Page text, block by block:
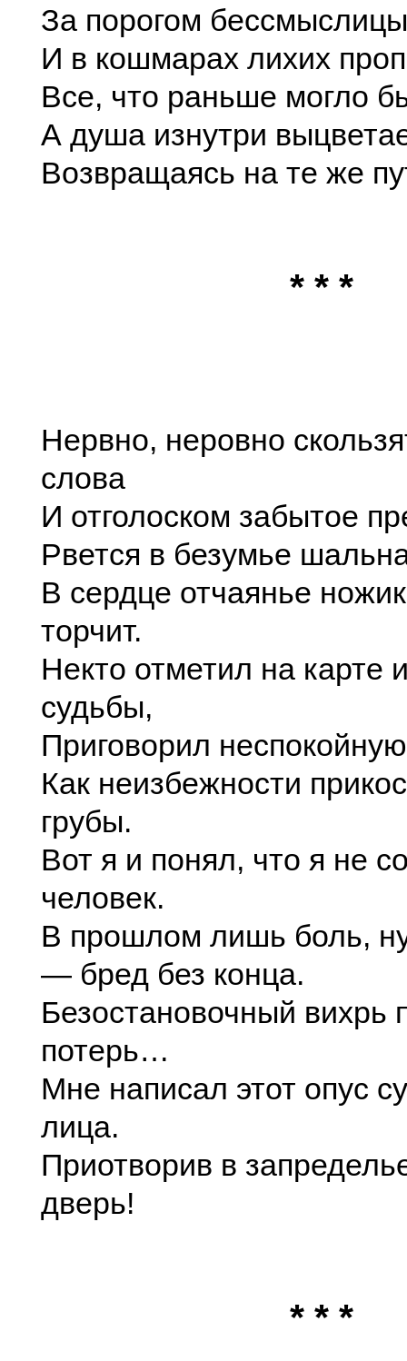
За порогом
И в кошмарах лихих
Все, что раньше могло
А душа изнутри
Возвращаясь на те же
* * *
Нервно, неровно
слова
И отголоском забытое
Рвется в безумье
В сердце отчаянье
торчит.
Некто отметил на карте
судьбы,
Приговорил
Как неизбежности
грубы.
Вот я и понял, что я не
человек.
В прошлом лишь боль,
— бред без конца.
Безостановочный вихрь
потерь…
Мне написал этот опус
лица.
Приотворив в
дверь!
* * *